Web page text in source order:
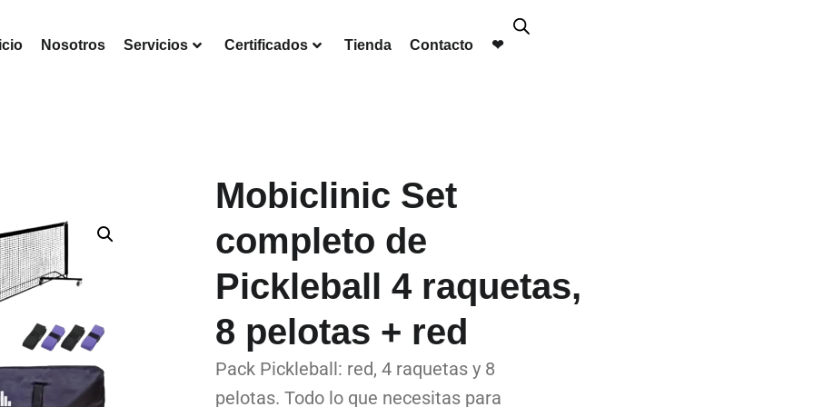
Nosotros Servicios Certificados Tienda Contacto ❤︎
Mobiclinic Set
completo de
Pickleball 4 raquetas,
8 pelotas + red
Pack Pickleball: red, 4 raquetas y 8
pelotas. Todo lo que necesitas para